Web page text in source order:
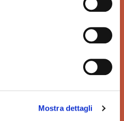
Mostra dettagli
Affidiamo il tuo denaro e la
sistema più sicuro per
effettuare i pagamenti e per
GRANDI ORDINI